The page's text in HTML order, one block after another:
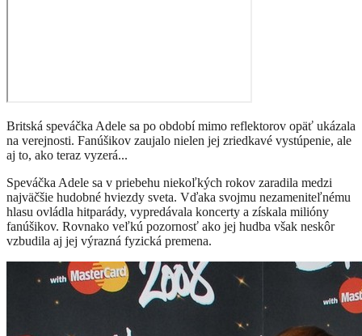
Britská speváčka Adele sa po období mimo reflektorov opäť ukázala
na verejnosti. Fanúšikov zaujalo nielen jej zriedkavé vystúpenie, ale
aj to, ako teraz vyzerá...
Speváčka Adele sa v priebehu niekoľkých rokov zaradila medzi
najväčšie hudobné hviezdy sveta. Vďaka svojmu nezameniteľnému
hlasu ovládla hitparády, vypredávala koncerty a získala milióny
fanúšikov. Rovnako veľkú pozornosť ako jej hudba však neskôr
vzbudila aj jej výrazná fyzická premena.